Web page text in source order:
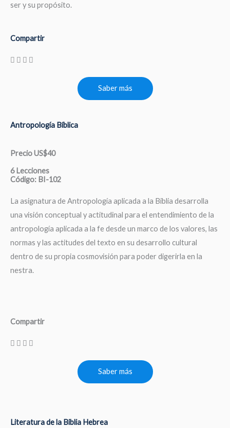
ser y su propósito.
Compartir
Saber más
Antropología Bíblica
Precio US$40
6 Lecciones
Código: BI-102
La asignatura de Antropología aplicada a la Biblia desarrolla
una visión conceptual y actitudinal para el entendimiento de la
antropología aplicada a la fe desde un marco de los valores, las
normas y las actitudes del texto en su desarrollo cultural
dentro de su propia cosmovisión para poder digerirla en la
nestra.
Compartir
Saber más
Literatura de la Biblia Hebrea